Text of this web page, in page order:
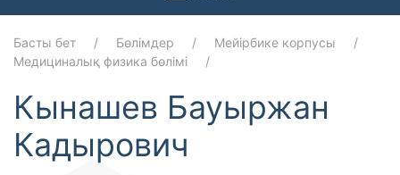
Басты бет Бөлімдер
Мейірбике корпусы
Медициналық физика бөлімі
Кынашев Бауыржан
Кадырович